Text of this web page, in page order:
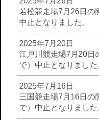
若松競走場7月26日の
中止となりました。
2025年7月20日
江戸川競走場7月20日
で）中止となりました
2025年7月16日
三国競走場7月16日の
で）中止となりました